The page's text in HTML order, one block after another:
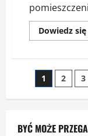
Dowiedz
wpisów
1 2 3
BYĆ MOŻE